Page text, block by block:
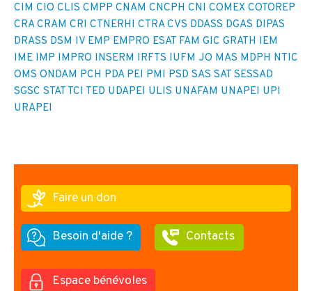
CIM CIO CLIS CMPP CNAM CNCPH CNI COMEX COTOREP
CRA CRAM CRI CTNERHI CTRA CVS DDASS DGAS DIPAS
DRASS DSM IV EMP EMPRO ESAT FAM GIC GRATH IEM
IME IMP IMPRO INSERM IRFTS IUFM JO MAS MDPH NTIC
OMS ONDAM PCH PDA PEI PMI PSD SAS SAT SESSAD
SGSC STAT TCI TED UDAPEI ULIS UNAFAM UNAPEI UPI
URAPEI
Faire un don
Besoin d'aide ? Contacts
Espace bénévoles